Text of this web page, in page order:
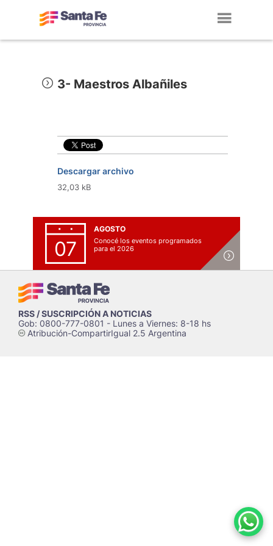
3- Maestros Albañiles
Descargar archivo
32,03 kB
07
AGOSTO
Conocé los eventos programados
para el 2026
RSS / SUSCRIPCIÓN A NOTICIAS
Gob: 0800-777-0801 - Lunes a Viernes: 8-18 hs
cAtribución-CompartirIgual 2.5 Argentina